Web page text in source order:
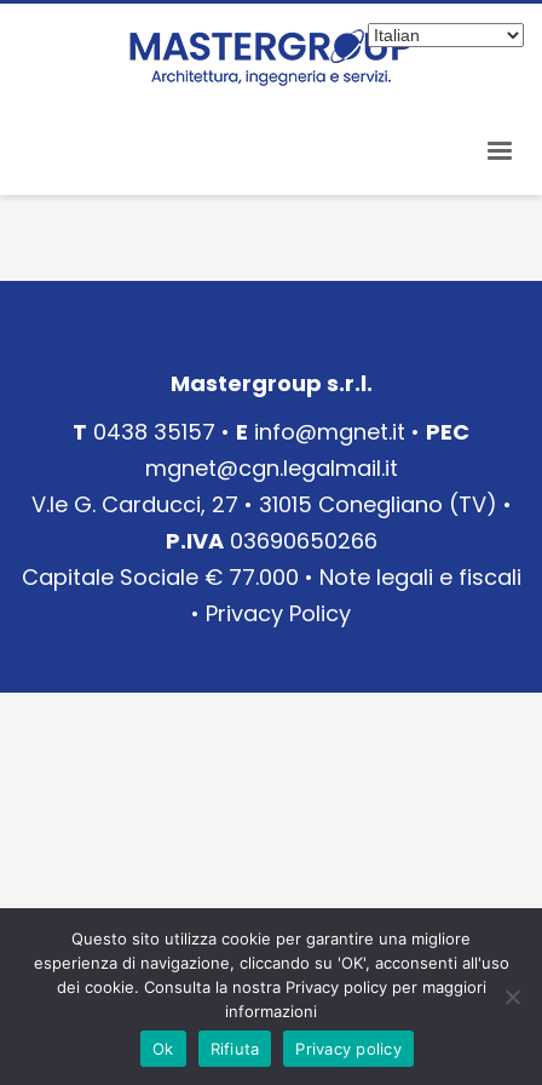
Mastergroup s.r.l.
T 0438 35157 • E info@mgnet.it • PEC
mgnet@cgn.legalmail.it
V.le G. Carducci, 27 • 31015 Conegliano (TV) •
P.IVA03690650266
Capitale Sociale € 77.000 • Note legali e fiscali
• Privacy Policy
Questo sito utilizza cookie per garantire una migliore
esperienza di navigazione, cliccando su 'OK', acconsenti all'uso
dei cookie. Consulta la nostra Privacy policy per maggiori
informazioni
Ok
Rifiuta Privacy policy